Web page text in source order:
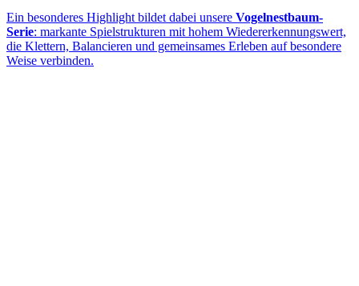
Ein besonderes Highlight bildet dabei unsere Vogelnestbaum-
Serie: markante Spielstrukturen mit hohem Wiedererkennungswert,
die Klettern, Balancieren und gemeinsames Erleben auf besondere
Weise verbinden.